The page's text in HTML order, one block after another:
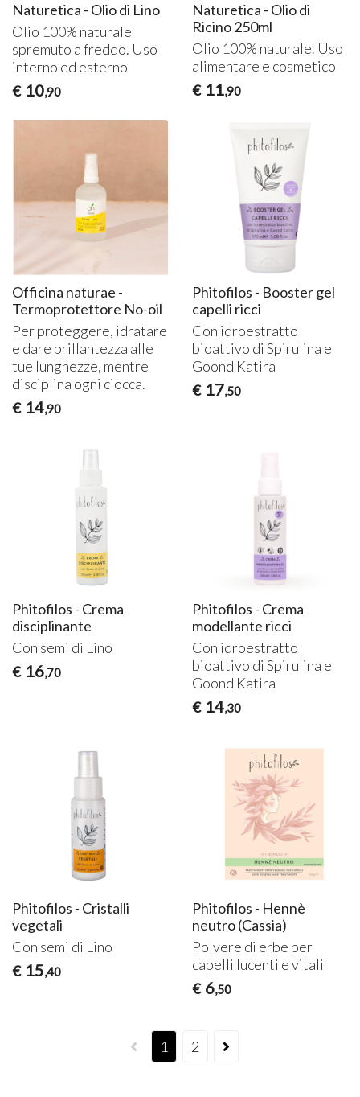
Naturetica - Olio di Lino
Olio 100% naturale
spremuto a freddo. Uso
interno ed esterno
€ 10,90
Naturetica - Olio di
Ricino 250ml
Olio 100% naturale. Uso
alimentare e cosmetico
€ 11,90
Officina naturae -
Termoprotettore No-oil
Per proteggere, idratare
e dare brillantezza alle
tue lunghezze, mentre
disciplina ogni ciocca.
€ 14,90
Phitofilos - Booster gel
capelli ricci
Con idroestratto
bioattivo di Spirulina e
Goond Katira
€ 17,50
Phitofilos - Crema
disciplinante
Con semi di Lino
€ 16,70
Phitofilos - Crema
modellante ricci
Con idroestratto
bioattivo di Spirulina e
Goond Katira
€ 14,30
Phitofilos - Cristalli
vegetali
Con semi di Lino
€ 15,40
Phitofilos - Hennè
neutro (Cassia)
Polvere di erbe per
capelli lucenti e vitali
€ 6,50
1 2